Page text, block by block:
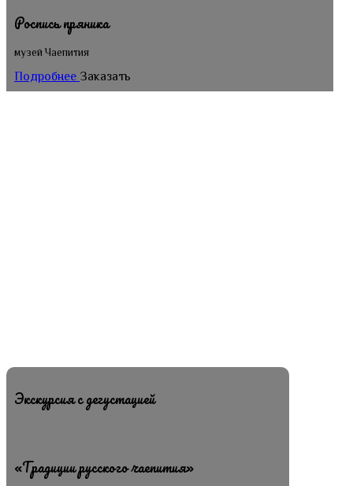
Роспись пряника
музей Чаепития
Подробнее Заказать
Экскурсия с дегустацией
«Традиции русского чаепития»